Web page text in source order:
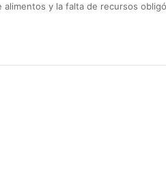
alimentos y la falta de recursos